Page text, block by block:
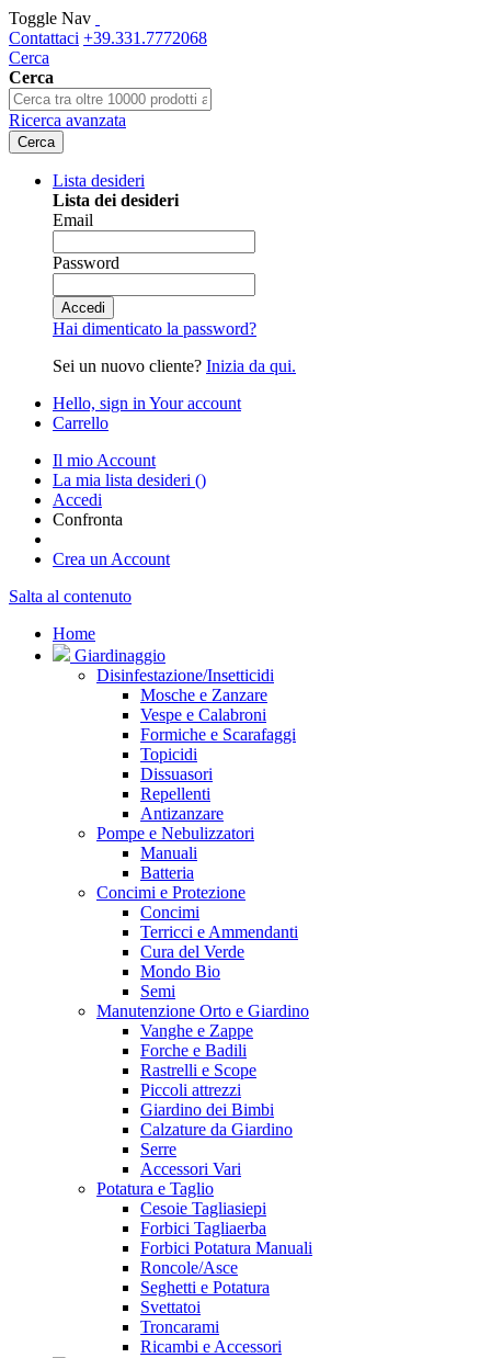
Toggle Nav
Contattaci +39.331.7772068
Cerca
Cerca
Ricerca avanzata
Cerca
Lista desideri
Lista dei desideri
Email
Password
Accedi
Hai dimenticato la password?
Sei un nuovo cliente? Inizia da qui.
Hello, sign in Your account
Carrello
Il mio Account
La mia lista desideri ()
Accedi
Confronta
Crea un Account
Salta al contenuto
Home
Giardinaggio
Disinfestazione/Insetticidi
Mosche e Zanzare
Vespe e Calabroni
Formiche e Scarafaggi
Topicidi
Dissuasori
Repellenti
Antizanzare
Pompe e Nebulizzatori
Manuali
Batteria
Concimi e Protezione
Concimi
Terricci e Ammendanti
Cura del Verde
Mondo Bio
Semi
Manutenzione Orto e Giardino
Vanghe e Zappe
Forche e Badili
Rastrelli e Scope
Piccoli attrezzi
Giardino dei Bimbi
Calzature da Giardino
Serre
Accessori Vari
Potatura e Taglio
Cesoie Tagliasiepi
Forbici Tagliaerba
Forbici Potatura Manuali
Roncole/Asce
Seghetti e Potatura
Svettatoi
Troncarami
Ricambi e Accessori